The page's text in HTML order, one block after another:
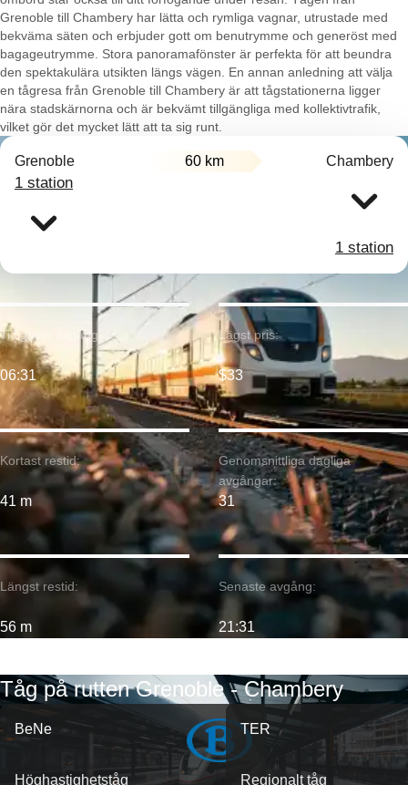
Grenoble till Chambery har lätta och rymliga vagnar, utrustade med
bekväma säten och erbjuder gott om benutrymme och generöst med
bagageutrymme. Stora panoramafönster är perfekta för att beundra
den spektakulära utsikten längs vägen. En annan anledning att välja
en tågresa från Grenoble till Chambery är att tågstationerna ligger
nära stadskärnorna och är bekvämt tillgängliga med kollektivtrafik,
vilket gör det mycket lätt att ta sig runt.
Grenoble 60 km Chambery
1 station
1 station
Kortast restid:
41 m
Tidigaste avgång:
06:31
Längst restid:
56 m
Lägst pris:
$33
Genomsnittliga dagliga
avgångar:
31
Senaste avgång:
21:31
Tåg på rutten Grenoble - Chambery
BeNe
Höghastighetståg
TER
Regionalt tåg